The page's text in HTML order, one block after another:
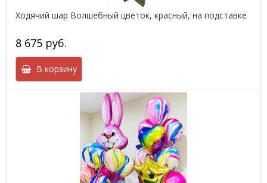
Ходячий шар Волшебный цветок, красный, на подставке
8 675 руб.
В корзину